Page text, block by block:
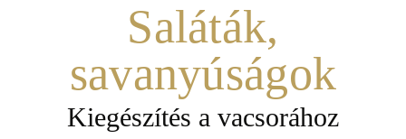
Saláták,
savanyúságok
Kiegészítés a vacsorához